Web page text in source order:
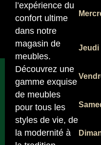
l’expérience du
confort ultime
dans notre
magasin de
meubles.
Découvrez une
gamme exquise
de meubles
pour tous les
styles de vie, de
la modernité à
Jeudi